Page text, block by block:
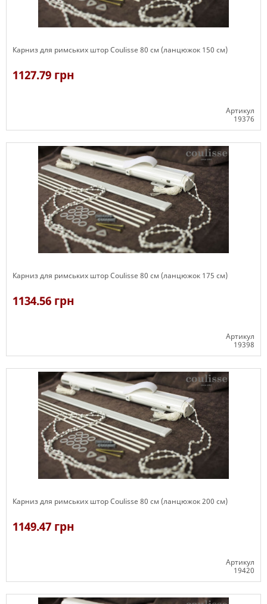
Карниз для римських штор Coulisse 80 см (ланцюжок 150 см)
1127.79 грн
Артикул
19376
Карниз для римських штор Coulisse 80 см (ланцюжок 175 см)
1134.56 грн
Артикул
19398
Карниз для римських штор Coulisse 80 см (ланцюжок 200 см)
1149.47 грн
Артикул
19420